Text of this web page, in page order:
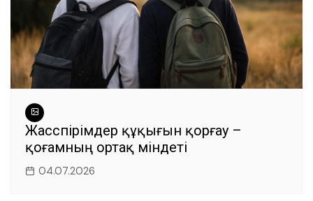
Жасөспірімдер құқығын қорғау –
қоғамның ортақ міндеті
04.07.2026